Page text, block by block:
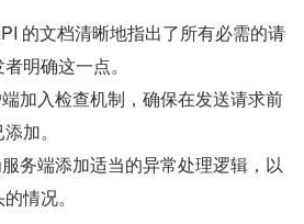
的文档清晰地指出了所有必需的请
明确这一点。
加入检查机制，确保在发送请求前
加。
务端添加适当的异常处理逻辑，以
情况。